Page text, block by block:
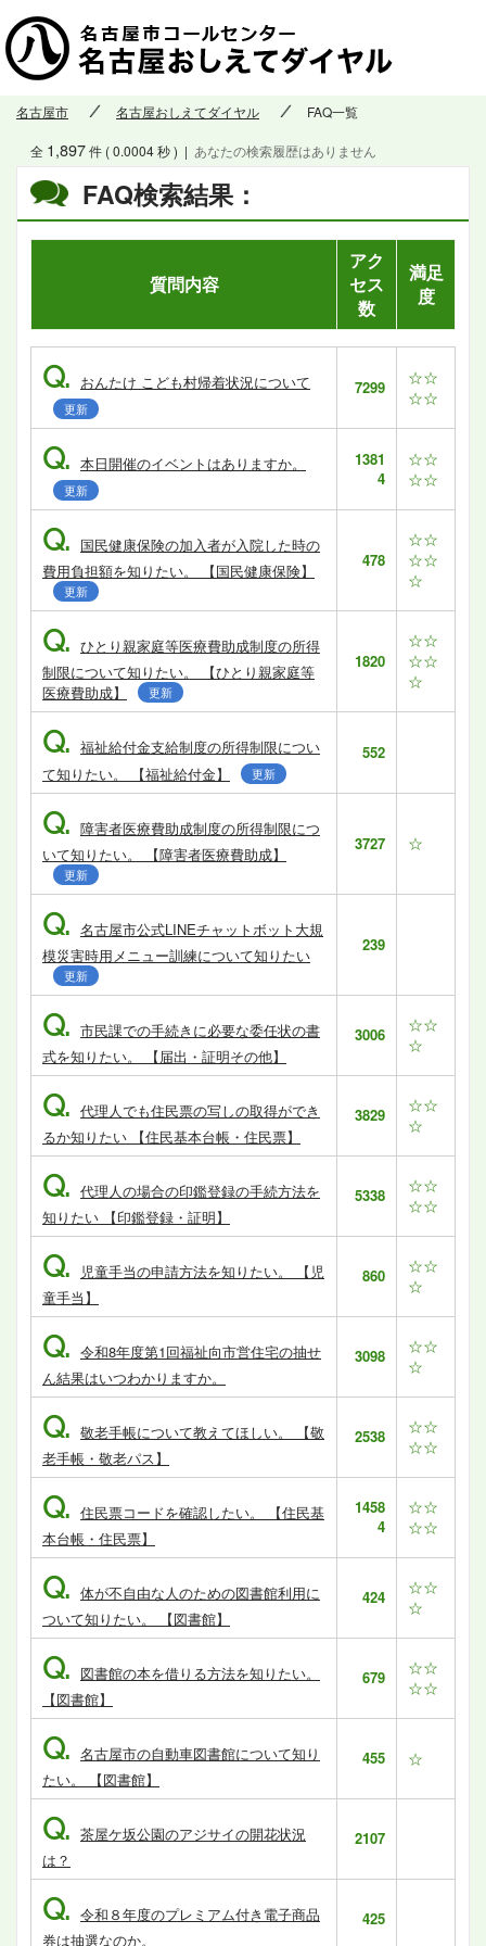
名古屋市 名古屋おしえてダイヤル FAQ一覧
FAQ検索結果：
全 1,897件 ( 0.0004 秒 ) | あなたの検索履歴はありません
質問内容
アク
セス
数
満足
度
Q. おんたけ こども村帰着状況について
更新
7299
☆☆
☆☆
Q. 本日開催のイベントはありますか。
更新
1381
4
☆☆
☆☆
Q. 国民健康保険の加入者が入院した時の
費用負担額を知りたい。 【国民健康保険】
更新
478
☆☆
☆☆
☆
Q. ひとり親家庭等医療費助成制度の所得
制限について知りたい。 【ひとり親家庭等
医療費助成】
更新
1820
☆☆
☆☆
☆
Q. 福祉給付金支給制度の所得制限につい
て知りたい。 【福祉給付金】
更新
552
Q. 障害者医療費助成制度の所得制限につ
いて知りたい。 【障害者医療費助成】
更新
3727 ☆
Q. 名古屋市公式LINEチャットボット大規
模災害時用メニュー訓練について知りたい
更新
239
Q. 市民課での手続きに必要な委任状の書
式を知りたい。 【届出・証明その他】
3006
☆☆
☆
Q. 代理人でも住民票の写しの取得ができ
るか知りたい 【住民基本台帳・住民票】
3829
☆☆
☆
Q. 代理人の場合の印鑑登録の手続方法を
知りたい 【印鑑登録・証明】
5338
☆☆
☆☆
Q.
児童手当の申請方法を知りたい。 【児
童手当】
860
☆☆
☆
Q. 令和8年度第1回福祉向市営住宅の抽せ
ん結果はいつわかりますか。
3098
☆☆
☆
Q. 敬老手帳について教えてほしい。 【敬
老手帳・敬老パス】
2538
☆☆
☆☆
Q. 住民票コードを確認したい。 【住民基
本台帳・住民票】
1458
4
☆☆
☆☆
Q. 体が不自由な人のための図書館利用に
ついて知りたい。 【図書館】
424
☆☆
☆
Q. 図書館の本を借りる方法を知りたい。
【図書館】
679
☆☆
☆☆
Q. 名古屋市の自動車図書館について知り
たい。 【図書館】
455 ☆
Q. 茶屋ケ坂公園のアジサイの開花状況
は？
2107
Q. 令和８年度のプレミアム付き電子商品
券は抽選なのか。
425